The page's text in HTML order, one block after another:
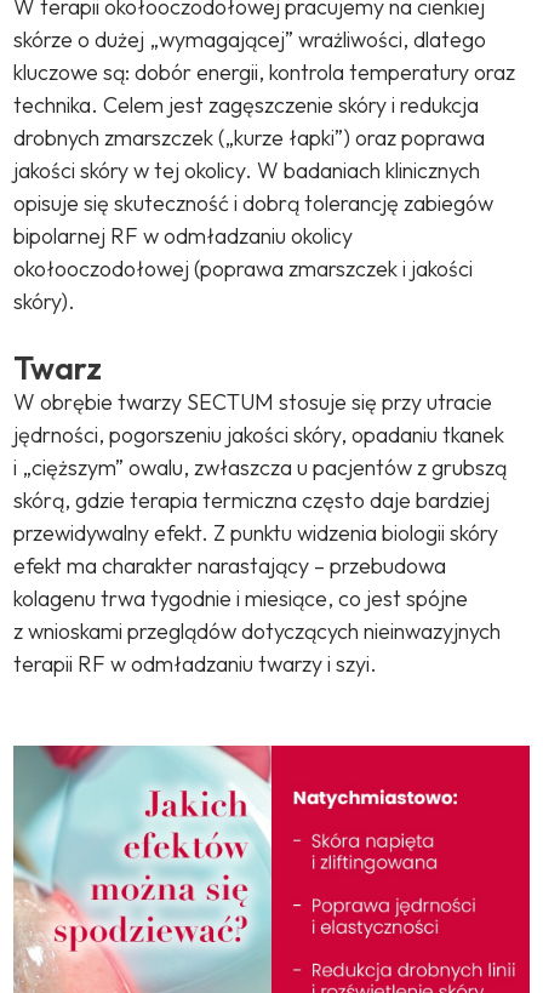
W terapii okołooczodołowej pracujemy na cienkiej
skórze o dużej „wymagającej” wrażliwości, dlatego
kluczowe są: dobór energii, kontrola temperatury oraz
technika. Celem jest zagęszczenie skóry i redukcja
drobnych zmarszczek („kurze łapki”) oraz poprawa
jakości skóry w tej okolicy. W badaniach klinicznych
opisuje się skuteczność i dobrą tolerancję zabiegów
bipolarnej RF w odmładzaniu okolicy
okołooczodołowej (poprawa zmarszczek i jakości
skóry).
Twarz
W obrębie twarzy SECTUM stosuje się przy utracie
jędrności, pogorszeniu jakości skóry, opadaniu tkanek
i „cięższym” owalu, zwłaszcza u pacjentów z grubszą
skórą, gdzie terapia termiczna często daje bardziej
przewidywalny efekt. Z punktu widzenia biologii skóry
efekt ma charakter narastający – przebudowa
kolagenu trwa tygodnie i miesiące, co jest spójne
z wnioskami przeglądów dotyczących nieinwazyjnych
terapii RF w odmładzaniu twarzy i szyi.